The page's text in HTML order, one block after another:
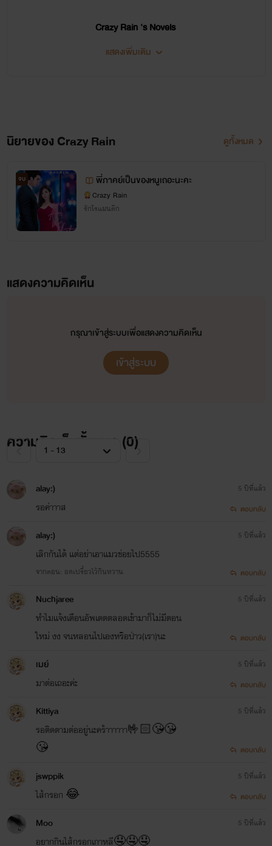
Crazy Rain 's Novels
นิยายสายแซ่บ อบอุ่น อ้อนรัก ฟีลกู้ด ครบรสพร้อมเสิร์ฟ
แสดงเพิ่มเติม
นิยายของ Crazy Rain ดูทั้งหมด
จบ พี่ภาคย์เป็นของหนูเถอะนะคะ
Crazy Rain
รักโรแมนติก
แสดงความคิดเห็น
กรุณาเข้าสู่ระบบเพื่อแสดงความคิดเห็น
เข้าสู่ระบบ
ความคิดเห็นทั้งหมด (0)
alay:)
รอค่าาาส
5 ปีที่แล้ว
ตอบกลับ
alay:)
เลิกกันได้ แต่อย่าเอาแมวข่อยไป5555
จากตอน: อดเปรี้ยวไว้กินหวาน
5 ปีที่แล้ว
ตอบกลับ
Nuchjaree
ทำไมแจ้งเตือนอัพเดตตลอดเข้ามาก็ไม่มีตอน
ใหม่ งง จนหลอนไปเองหรือป่าว(เรา)นะ
5 ปีที่แล้ว
ตอบกลับ
เมย์
มาต่อเถอะค่ะ
5 ปีที่แล้ว
ตอบกลับ
Kittiya
รอติดตามต่ออยู่นะคร้าาาาาา🤟🏻😘😘
😘
5 ปีที่แล้ว
ตอบกลับ
jswppik
ไส้กรอก 😂
5 ปีที่แล้ว
ตอบกลับ
Moo
อยากกินไส้กรอกเกาหลี🤤🤤🤤
5 ปีที่แล้ว